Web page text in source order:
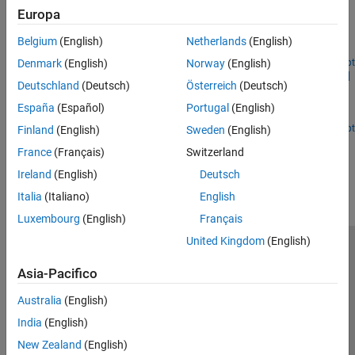
Identificazione del dispositivo
Model a link-level orthogonal frequency division modulation
(OFDM) communications system with an autoencoder to reliably
transmit information bits over a wireless channel.
Da R2023a Apri live script
Custom Training Loops and Loss Functions for AI-Based
Wireless Systems
Train an autoencoder as a link-level simulation system.
Da R2023a Apri live script
How useful was this information?
Europa
Belgium (English)
Denmark (English)
Deutschland (Deutsch)
España (Español)
Finland (English)
France (Français)
Ireland (English)
Italia (Italiano)
Luxembourg (English)
Netherlands(English)
Norway(English)
Österreich (Deutsch)
Portugal (English)
Sweden (English)
Switzerland
Deutsch
English
Français
United Kingdom(English)
Asia-Pacifico
Australia (English)
India (English)
New Zealand (English)
Antipirateria
© 1994-2026 The MathWorks, Inc.